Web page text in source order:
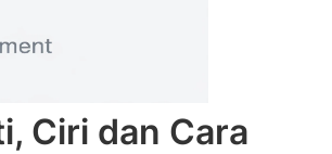
Ciri dan Cara